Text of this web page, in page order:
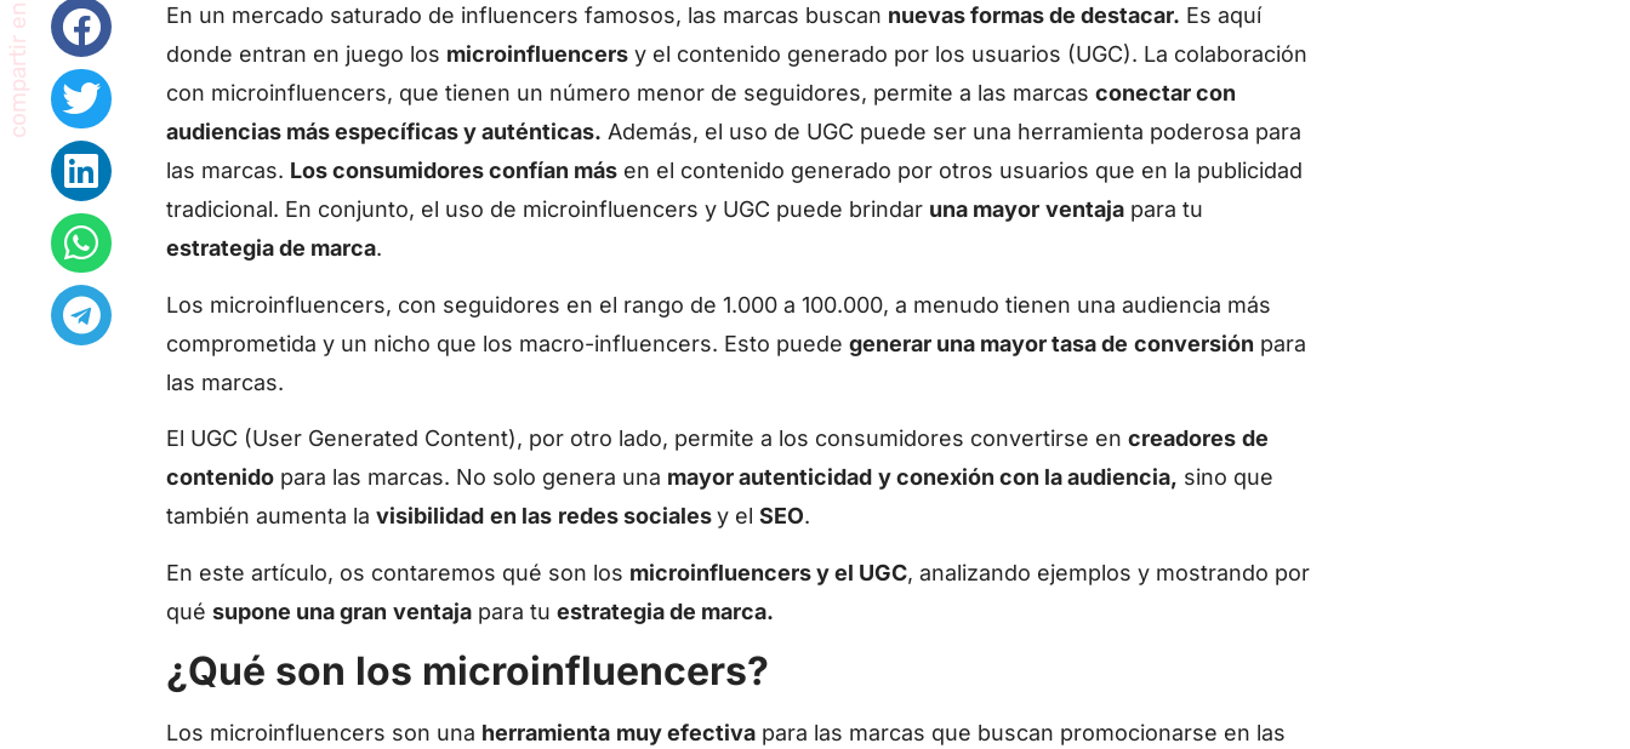
compartir en En un mercado saturado de influencers famosos, las marcas buscan nuevas formas de destacar. Es aquí
donde entran en juego los microinfluencersy el contenido generado por los usuarios (UGC). La colaboración
con microinfluencers, que tienen un número menor de seguidores, permite a las marcas conectar con
audiencias más específicas y auténticas. Además, el uso de UGC puede ser una herramienta poderosa para
las marcas. Los consumidores confían másen el contenido generado por otros usuarios que en la publicidad
tradicional. En conjunto, el uso de microinfluencers y UGC puede brindar una mayor ventajapara tu
estrategia de marca.
Los microinfluencers, con seguidores en el rango de 1.000 a 100.000, a menudo tienen una audiencia más
comprometida y un nicho que los macro-influencers. Esto puede generar una mayor tasa de conversión para
las marcas.
El UGC (User Generated Content), por otro lado, permite a los consumidores convertirse en creadores de
contenidopara las marcas. No solo genera una mayor autenticidad y conexión con la audiencia, sino que
también aumenta la visibilidad en las redes socialesy el SEO.
En este artículo, os contaremos qué son los microinfluencers y el UGC, analizando ejemplos y mostrando por
qué supone una gran ventajapara tu estrategia de marca.
¿Qué son los microinfluencers?
Los microinfluencers son una herramienta muy efectivapara las marcas que buscan promocionarse en las